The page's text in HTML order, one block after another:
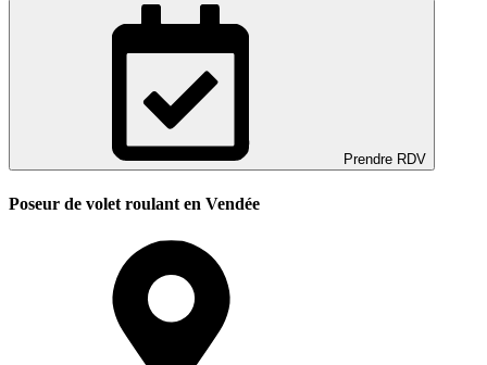
Prendre RDV
Poseur de volet roulant en Vendée